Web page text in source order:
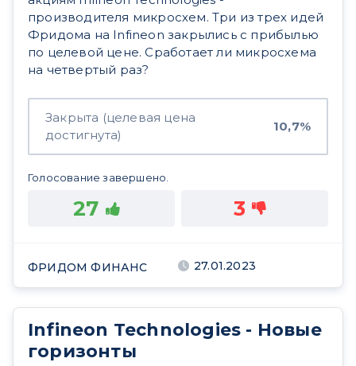
производителя микросхем. Три из трех идей
Фридома на Infineon закрылись с прибылью
по целевой цене. Сработает ли микросхема
на четвертый раз?
Закрыта (целевая цена
достигнута)
10,7%
Голосование завершено.
27 3
ФРИДОМ ФИНАНС 27.01.2023
Infineon Technologies - Новые
горизонты